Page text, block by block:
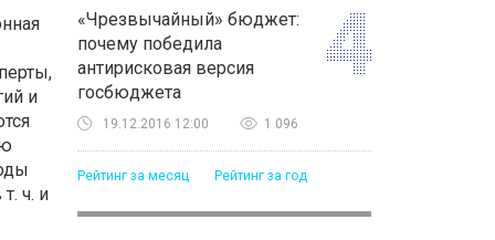
и
ч. и
«Чрезвычайный» бюджет:
почему победила
антирисковая версия
госбюджета
19.12.2016 12:00 1 096
Рейтинг за месяц Рейтинг за год